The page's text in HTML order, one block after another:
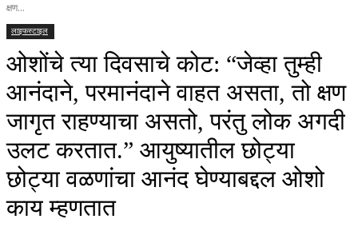
क्षण...
लाइफस्टाइल
ओशोंचे त्या दिवसाचे कोट: “जेव्हा तुम्ही
आनंदाने, परमानंदाने वाहत असता, तो क्षण
जागृत राहण्याचा असतो, परंतु लोक अगदी
उलट करतात.” आयुष्यातील छोट्या
छोट्या वळणांचा आनंद घेण्याबद्दल ओशो
काय म्हणतात